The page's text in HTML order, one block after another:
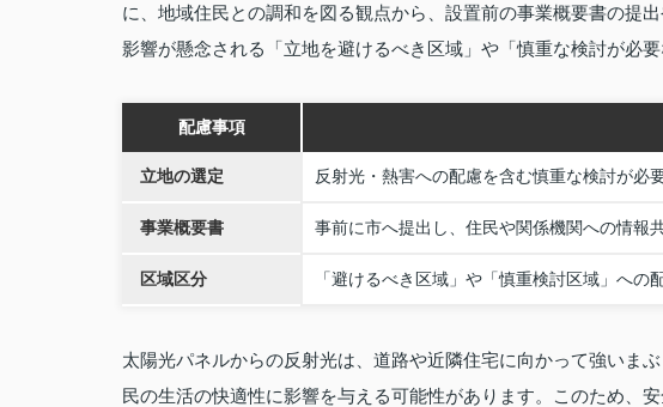
に、地域住民との調和を図る観点から、設置前の事業概要書の提
影響が懸念される「立地を避けるべき区域」や「慎重な検討が必
配慮事項
立地の選定 反射光・熱害への配慮を含む慎重な検討が必
事業概要書 事前に市へ提出し、住民や関係機関への情報
区域区分 「避けるべき区域」や「慎重検討区域」への
太陽光パネルからの反射光は、道路や近隣住宅に向かって強いま
民の生活の快適性に影響を与える可能性があります。このため、